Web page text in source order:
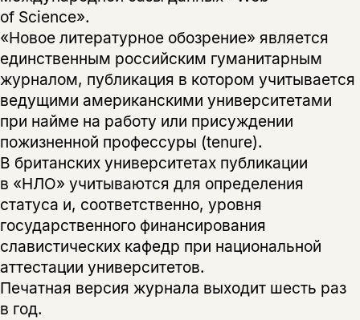
of Science».
«Новое литературное обозрение» является
единственным российским гуманитарным
журналом, публикация в котором учитывается
ведущими американскими университетами
при найме на работу или присуждении
пожизненной профессуры (tenure).
В британских университетах публикации
в «НЛО» учитываются для определения
статуса и, соответственно, уровня
государственного финансирования
славистических кафедр при национальной
аттестации университетов.
Печатная версия журнала выходит шесть раз
в год.